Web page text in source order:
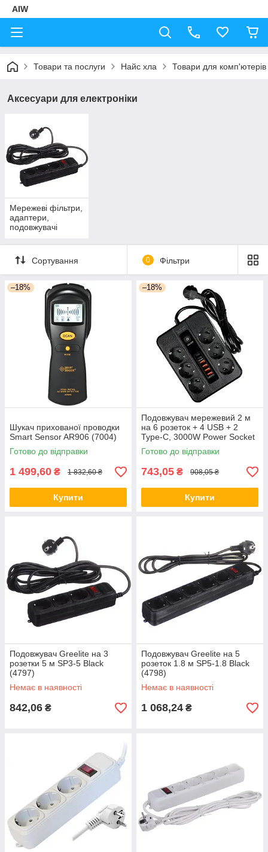
AIW
Товари та послуги Найс хла Товари для комп'ютерів
Аксесуари для електроніки
Мережеві фільтри,
адаптери,
подовжувачі
Сортування 0 Фільтри
–18%
Шукач прихованої проводки
Smart Sensor AR906 (7004)
Готово до відправки
1 499,60 ₴ 1 832,60 ₴
Купити
–18%
Подовжувач мережевий 2 м
на 6 розеток + 4 USB + 2
Type-C, 3000W Power Socket
F54-2PD Чорний
Готово до відправки
743,05 ₴ 908,05 ₴
Купити
Подовжувач Greelite на 3
розетки 5 м SP3-5 Black
(4797)
Немає в наявності
842,06 ₴
Подовжувач Greelite на 5
розеток 1.8 м SP5-1.8 Black
(4798)
Немає в наявності
1 068,24 ₴